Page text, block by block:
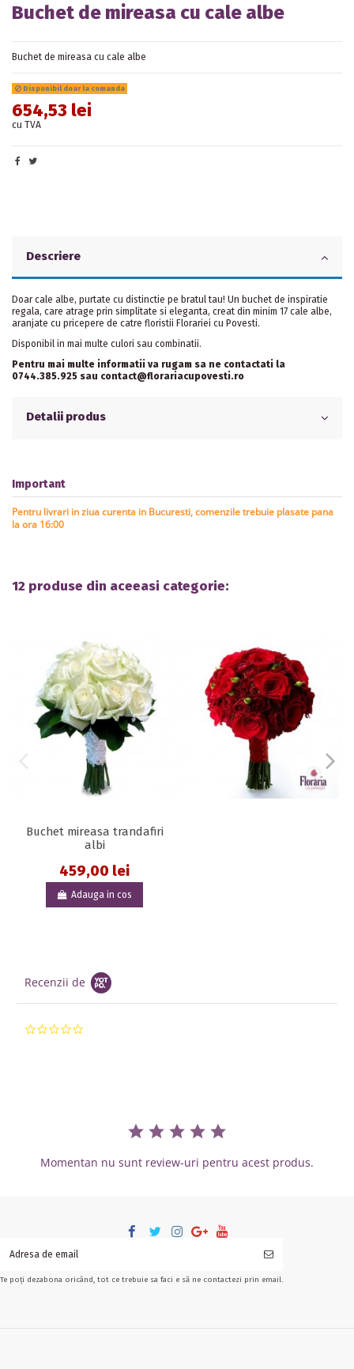
Buchet de mireasa cu cale albe
Buchet de mireasa cu cale albe
Disponibil doar la comanda
654,53 lei
cu TVA
Descriere
Doar cale albe, purtate cu distinctie pe bratul tau! Un buchet de inspiratie
regala, care atrage prin simplitate si eleganta, creat din minim 17 cale albe,
aranjate cu pricepere de catre floristii Florariei cu Povesti.
Disponibil in mai multe culori sau combinatii.
Pentru mai multe informatii va rugam sa ne contactati la
0744.385.925 sau contact@florariacupovesti.ro
Detalii produs
Important
Pentru livrari in ziua curenta in Bucuresti, comenzile trebuie plasate pana
la ora 16:00
12 produse din aceeasi categorie:
Buchet mireasa trandafiri
albi
459,00 lei
Adauga in cos
Recenzii de
Momentan nu sunt review-uri pentru acest produs.
Te poți dezabona oricând, tot ce trebuie sa faci e să ne contactezi prin email.